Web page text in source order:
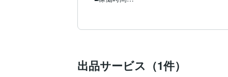
・Premiere Pro
出品サービス（1件）